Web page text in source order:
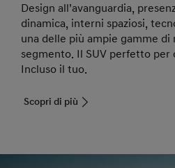
Design all’avanguardia,
dinamica, interni spaziosi,
una delle più ampie gamme di
segmento. Il SUV perfetto per
Incluso il tuo.
Scopri di più